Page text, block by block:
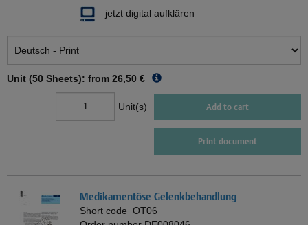
jetzt digital aufklären
Unit (50 Sheets): from 26,50 €
Unit(s) Add to cart
Print document
Medikamentöse Gelenkbehandlung
Short code OT06